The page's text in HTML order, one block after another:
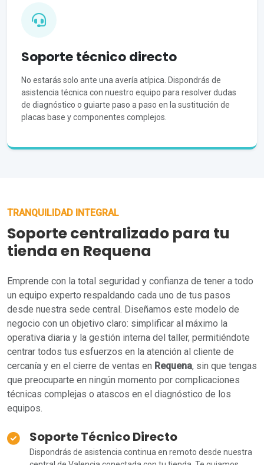
Soporte técnico directo
No estarás solo ante una avería atípica. Dispondrás de
asistencia técnica con nuestro equipo para resolver dudas
de diagnóstico o guiarte paso a paso en la sustitución de
placas base y componentes complejos.
TRANQUILIDAD INTEGRAL
Soporte centralizado para tu
tienda en Requena
Emprende con la total seguridad y confianza de tener a todo
un equipo experto respaldando cada uno de tus pasos
desde nuestra sede central. Diseñamos este modelo de
negocio con un objetivo claro: simplificar al máximo la
operativa diaria y la gestión interna del taller, permitiéndote
centrar todos tus esfuerzos en la atención al cliente de
cercanía y en el cierre de ventas en Requena, sin que tengas
que preocuparte en ningún momento por complicaciones
técnicas complejas o atascos en el diagnóstico de los
equipos.
Soporte Técnico Directo
Dispondrás de asistencia continua en remoto desde nuestra